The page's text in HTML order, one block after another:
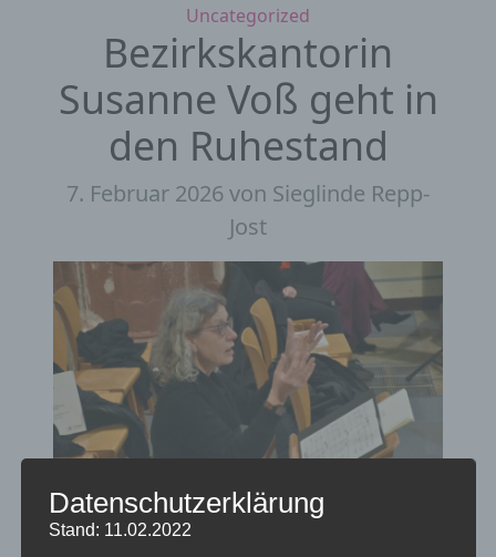
Kategorien
Uncategorized
Bezirkskantorin
Susanne Voß geht in
den Ruhestand
7. Februar 2026von Sieglinde Repp-
Jost
Datenschutzerklärung
Stand: 11.02.2022